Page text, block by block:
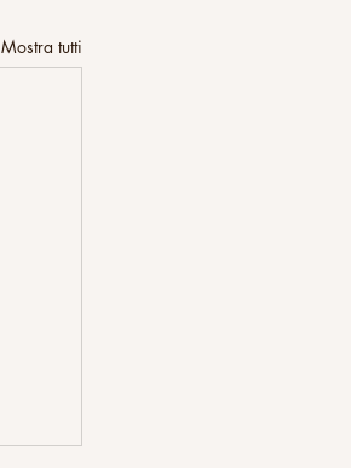
Mostra tutti